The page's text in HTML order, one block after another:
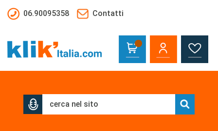
06.90095358
Contatti